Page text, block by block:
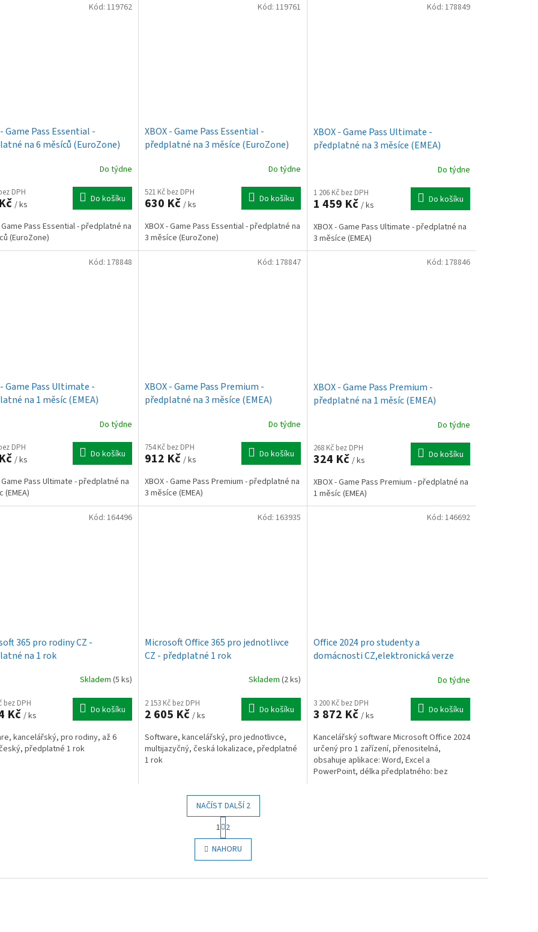
Game Pass Essential -
na 6 měsíců (EuroZone)
Do týdne
DPH
/ ks Do košíku
Game Pass Essential - předplatné na
(EuroZone)
Kód: 119762
XBOX - Game Pass Essential -
předplatné na 3 měsíce (EuroZone)
Do týdne
521 Kč bez DPH
630 Kč / ks Do košíku
XBOX - Game Pass Essential - předplatné na
3 měsíce (EuroZone)
Kód: 119761
XBOX - Game Pass Ultimate -
předplatné na 3 měsíce (EMEA)
Do týdne
1 206 Kč bez DPH
1 459 Kč / ks Do košíku
XBOX - Game Pass Ultimate - předplatné na
3 měsíce (EMEA)
Kód: 178849
- Game Pass Ultimate -
na 1 měsíc (EMEA)
Do týdne
DPH
/ ks Do košíku
Game Pass Ultimate - předplatné na
(EMEA)
Kód: 178848
XBOX - Game Pass Premium -
předplatné na 3 měsíce (EMEA)
Do týdne
754 Kč bez DPH
912 Kč / ks Do košíku
XBOX - Game Pass Premium - předplatné na
3 měsíce (EMEA)
Kód: 178847
XBOX - Game Pass Premium -
předplatné na 1 měsíc (EMEA)
Do týdne
268 Kč bez DPH
324 Kč / ks Do košíku
XBOX - Game Pass Premium - předplatné na
1 měsíc (EMEA)
Kód: 178846
365 pro rodiny CZ -
na 1 rok
Skladem (5 ks)
bez DPH
Kč / ks Do košíku
kancelářský, pro rodiny, až 6
předplatné 1 rok
Kód: 164496
Microsoft Office 365 pro jednotlivce
CZ - předplatné 1 rok
Skladem (2 ks)
2 153 Kč bez DPH
2 605 Kč / ks Do košíku
Software, kancelářský, pro jednotlivce,
multijazyčný, česká lokalizace, předplatné
1 rok
Kód: 163935
Office 2024 pro studenty a
domácnosti CZ,elektronická verze
Do týdne
3 200 Kč bez DPH
3 872 Kč / ks Do košíku
Kancelářský software Microsoft Office 2024
určený pro 1 zařízení, přenositelná,
obsahuje aplikace: Word, Excel a
PowerPoint, délka předplatného: bez
Kód: 146692
O
v
l
d
NAČÍST DALŠÍ 2
S
t
r
á
n
o
1 2
NAHORU